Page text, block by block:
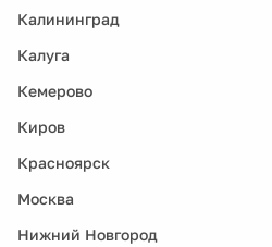
Калининград
Калуга
Кемерово
Киров
Красноярск
Москва
Нижний Новгород